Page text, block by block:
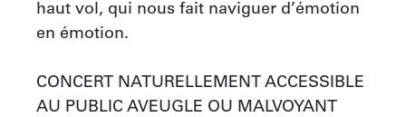
haut vol, qui nous fait naviguer d’émotion
en émotion.
CONCERT NATURELLEMENT ACCESSIBLE
AU PUBLIC AVEUGLE OU MALVOYANT